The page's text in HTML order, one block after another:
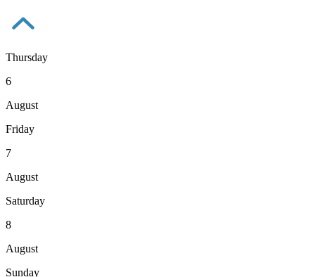
Thursday
6
August
Friday
7
August
Saturday
8
August
Sunday